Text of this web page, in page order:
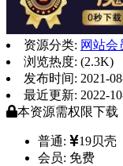
资源分类: 网站会
浏览热度: (2.3K)
发布时间: 2021-
最近更新: 2022-
本资源需权限下载
普通:
19贝壳
会员: 免费